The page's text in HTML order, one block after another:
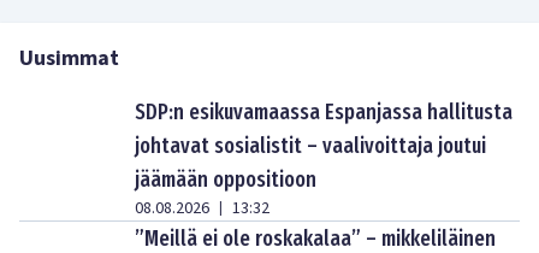
Uusimmat
SDP:n esikuvamaassa Espanjassa hallitusta
johtavat sosialistit – vaalivoittaja joutui
jäämään oppositioon
08.08.2026 | 13:32
”Meillä ei ole roskakalaa” – mikkeliläinen